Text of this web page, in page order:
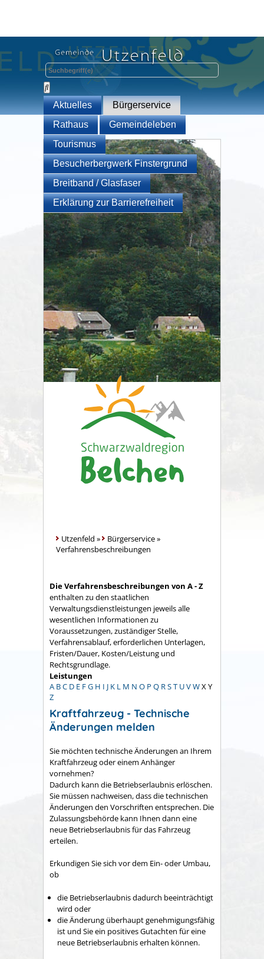
Aktuelles
Bürgerservice
Rathaus
Gemeindeleben
Tourismus
Besucherbergwerk Finstergrund
Breitband / Glasfaser
Erklärung zur Barrierefreiheit
Utzenfeld » Bürgerservice»
Verfahrensbeschreibungen
Die Verfahrensbeschreibungen von A - Z
enthalten zu den staatlichen
Verwaltungsdienstleistungen jeweils alle
wesentlichen Informationen zu
Voraussetzungen, zuständiger Stelle,
Verfahrensablauf, erforderlichen Unterlagen,
Fristen/Dauer, Kosten/Leistung und
Rechtsgrundlage.
Leistungen
A BC D E FG H I J K L M N O P Q RST UVWX Y
Z
Kraftfahrzeug - Technische
Änderungen melden
Sie möchten technische Änderungen an Ihrem
Kraftfahrzeug oder einem Anhänger
vornehmen?
Dadurch kann die Betriebserlaubnis erlöschen.
Sie müssen nachweisen, dass die technischen
Änderungen den Vorschriften entsprechen. Die
Zulassungsbehörde kann Ihnen dann eine
neue Betriebserlaubnis für das Fahrzeug
erteilen.
Erkundigen Sie sich vor dem Ein- oder Umbau,
ob
die Betriebserlaubnis dadurch beeinträchtigt
wird oder
die Änderung überhaupt genehmigungsfähig
ist und Sie ein positives Gutachten für eine
neue Betriebserlaubnis erhalten können.